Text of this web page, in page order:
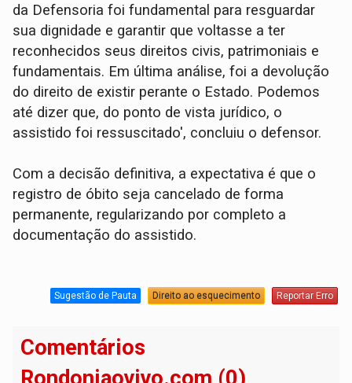
da Defensoria foi fundamental para resguardar
sua dignidade e garantir que voltasse a ter
reconhecidos seus direitos civis, patrimoniais e
fundamentais. Em última análise, foi a devolução
do direito de existir perante o Estado. Podemos
até dizer que, do ponto de vista jurídico, o
assistido foi ressuscitado', concluiu o defensor.
Com a decisão definitiva, a expectativa é que o
registro de óbito seja cancelado de forma
permanente, regularizando por completo a
documentação do assistido.
Sugestão de Pauta Direito ao esquecimento Reportar Erro
Comentários